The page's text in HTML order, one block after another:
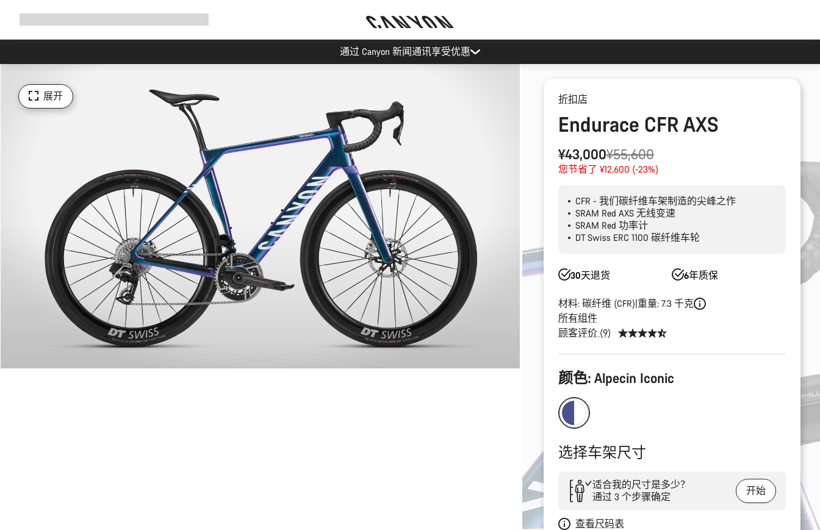
导
通过 Canyon 新闻通讯享受优惠
展开 折扣店
Endurace CFR AXS
¥43,000
原
价
¥55,600
您节省了 ¥12,600 (-23%)
CFR - 我们碳纤维车架制造的尖峰之作
SRAM Red AXS 无线变速
SRAM Red 功率计
DT Swiss ERC 1100 碳纤维车轮
30天退货 6年质保
材料: 碳纤维 (CFR) 重量: 7.3 千克
所有组件
顾客评价 (9)
产
品
配
置
颜色: Alpecin Iconic
选择车架尺寸
适合我的尺寸是多少？
通过 3 个步骤确定
开始
查看尺码表